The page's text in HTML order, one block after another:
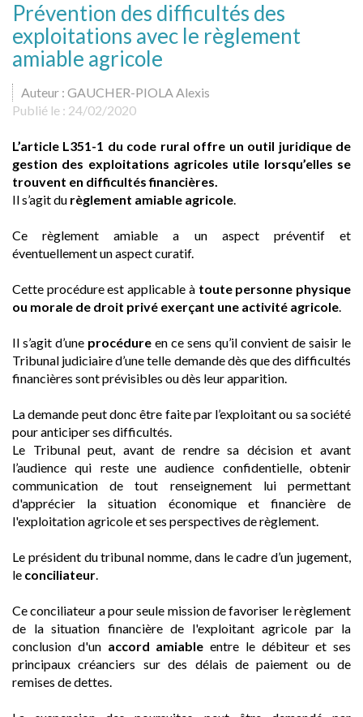
Prévention des difficultés des
exploitations avec le règlement
amiable agricole
Auteur : GAUCHER-PIOLA Alexis
Publié le : 24/02/2020
L’article L351-1 du code rural offre un outil juridique de
gestion des exploitations agricoles utile lorsqu’elles se
trouvent en difficultés financières.
Il s’agit du règlement amiable agricole.
Ce règlement amiable a un aspect préventif et
éventuellement un aspect curatif.
Cette procédure est applicable àtoute personne physique
ou morale de droit privé exerçant une activité agricole.
Il s’agit d’une procédure en ce sens qu’il convient de saisir le
Tribunal judiciaire d’une telle demande dès que des difficultés
financières sont prévisibles ou dès leur apparition.
La demande peut donc être faite par l’exploitant ou sa société
pour anticiper ses difficultés.
Le Tribunal peut, avant de rendre sa décision et avant
l’audience qui reste une audience confidentielle, obtenir
communication de tout renseignement lui permettant
d'apprécier la situation économique et financière de
l'exploitation agricole et ses perspectives de règlement.
Le président du tribunal nomme, dans le cadre d’un jugement,
le conciliateur.
Ce conciliateur a pour seule mission de favoriser le règlement
de la situation financière de l'exploitant agricole par la
conclusion d'un accord amiable entre le débiteur et ses
principaux créanciers sur des délais de paiement ou de
remises de dettes.